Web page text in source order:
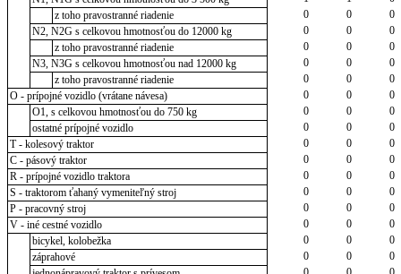
z toho pravostranné riadenie
0 0 0
N2, N2G s celkovou hmotnosťou do 12000 kg
0 0 0
z toho pravostranné riadenie
0 0 0
N3, N3G s celkovou hmotnosťou nad 12000 kg
0 0 0
z toho pravostranné riadenie
0 0 0
O - prípojné vozidlo (vrátane návesa)
0 0 0
O1, s celkovou hmotnosťou do 750 kg
0 0 0
ostatné prípojné vozidlo
0 0 0
T - kolesový traktor
0 0 0
C - pásový traktor
0 0 0
R - prípojné vozidlo traktora
0 0 0
S - traktorom ťahaný vymeniteľný stroj
0 0 0
P - pracovný stroj
0 0 0
V - iné cestné vozidlo
0 0 0
bicykel, kolobežka
0 0 0
záprahové
0 0 0